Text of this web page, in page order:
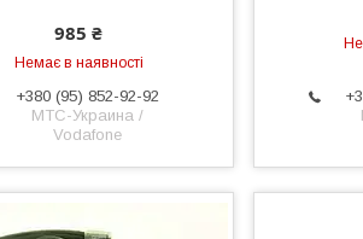
985 ₴
Немає в наявності
+380 (95) 852-92-92
МТС-Украина /
Vodafone